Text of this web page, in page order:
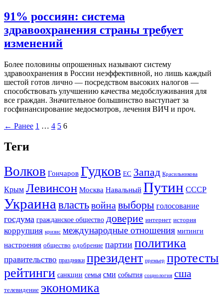
91% россиян: система
здравоохранения страны требует
изменений
Более половины опрошенных называют систему
здравоохранения в России неэффективной, но лишь каждый
шестой готов лично — посредством высоких налогов —
способствовать улучшению качества медобслуживания для
все граждан. Значительное большинство выступает за
госфинансирование медосмотров, лечения ВИЧ и проч.
← Ранее 1 … 4 5 6
Теги
Волков Гончаров Гудков ЕС Запад Красильникова
Крым Левинсон Москва Навальный Путин СССР
Украина властьвойна выборы голосование
госдума гражданское общество доверие интернет история
коррупция кризис международные отношения митинги
настроения общество одобрение партии политика
правительство праздники президент премьер протесты
рейтинги санкции семья сми события социология сша
телевидение экономика